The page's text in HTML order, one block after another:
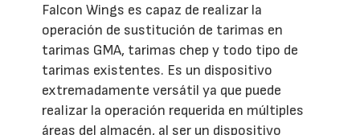
Falcon Wings es capaz de realizar la
operación de sustitución de tarimas en
tarimas GMA, tarimas chep y todo tipo de
tarimas existentes. Es un dispositivo
extremadamente versátil ya que puede
realizar la operación requerida en múltiples
áreas del almacén, al ser un dispositivo